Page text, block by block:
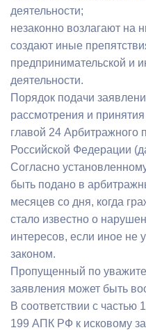
деятельности;
незаконно возлагают на
создают иные
предпринимательской и
деятельности.
Порядок подачи
рассмотрения и
главой 24 Арбитражного
Российской Федерации
Согласно
быть подано в
месяцев со дня, когда
стало известно о
интересов, если иное не
законом.
Пропущенный по
заявления может быть
В соответствии с частью
199 АПК РФ к исковому